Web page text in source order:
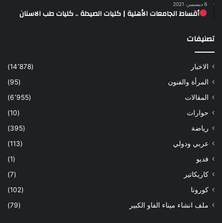
6 ديسمبر، 2021
أقساط الجامعات الأهلية | كليات الصيدلة .. كليات طب الاسنان
تصنيفات
الاخبار
(14٬878)
المرأة والفنون
(95)
المقالات
(6٬955)
حوارات
(10)
رياضة
(395)
عربي ودولي
(113)
فديو
(1)
كاريكاتير
(7)
كورونا
(102)
ملف انشاء ميناء الفاو الكبير
(79)